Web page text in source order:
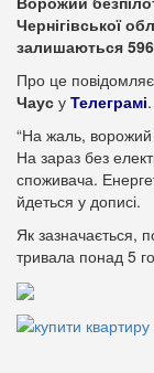
Чернігівської
залишаються
Про це
Чаус у Телеграмі.
“На жаль, ворожий
На зараз без
споживача.
йдеться у дописі.
Як зазначається,
тривала понад 5